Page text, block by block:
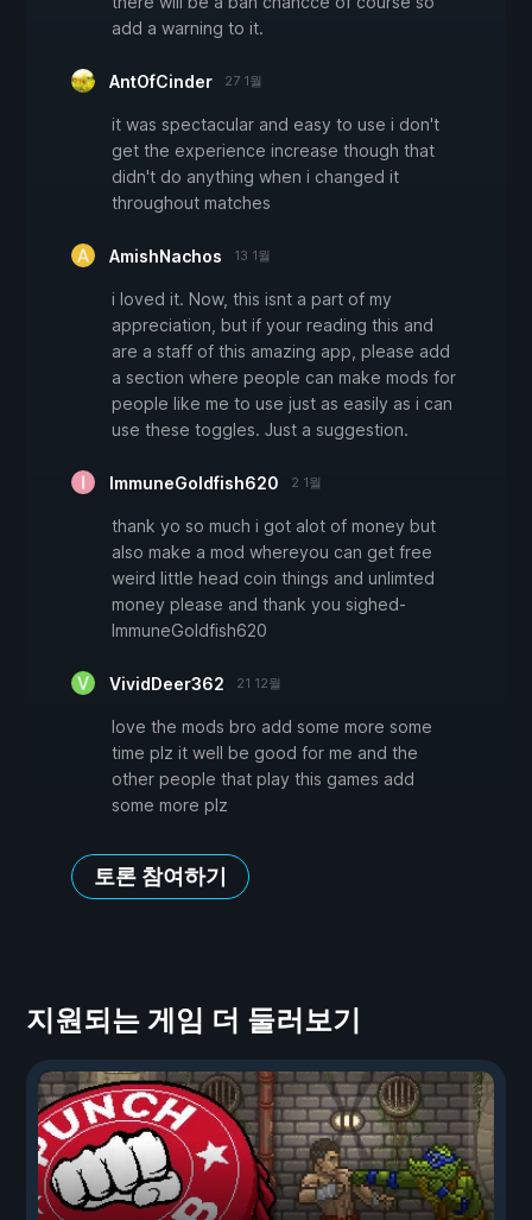
add a warning to it.
AntOfCinder 27 1월
it was spectacular and easy to use i don't
get the experience increase though that
didn't do anything when i changed it
throughout matches
AmishNachos 13 1월
i loved it. Now, this isnt a part of my
appreciation, but if your reading this and
are a staff of this amazing app, please add
a section where people can make mods for
people like me to use just as easily as i can
use these toggles. Just a suggestion.
ImmuneGoldfish620 2 1월
thank yo so much i got alot of money but
also make a mod whereyou can get free
weird little head coin things and unlimted
money please and thank you sighed-
ImmuneGoldfish620
VividDeer362 21 12월
love the mods bro add some more some
time plz it well be good for me and the
other people that play this games add
some more plz
토론 참여하기
지원되는 게임 더 둘러보기